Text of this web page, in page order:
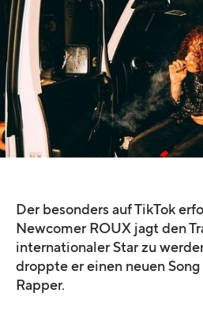
Der besonders auf TikTok
Newcomer ROUX jagt den
internationaler Star zu
droppte er einen neuen
Rapper.